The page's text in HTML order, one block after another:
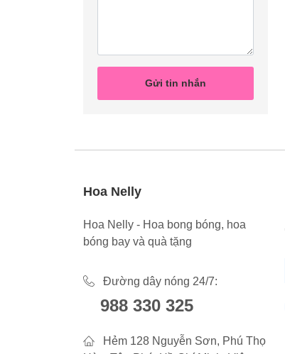
Gửi tin nhắn
Hoa Nelly
Hoa Nelly - Hoa bong bóng, hoa
bóng bay và quà tặng
Đường dây nóng 24/7:
988 330 325
Hẻm 128 Nguyễn Sơn, Phú Thọ